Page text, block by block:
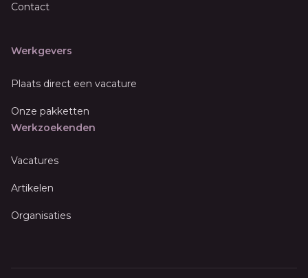
Contact
Werkgevers
Plaats direct een vacature
Onze pakketten
Werkzoekenden
Vacatures
Artikelen
Organisaties